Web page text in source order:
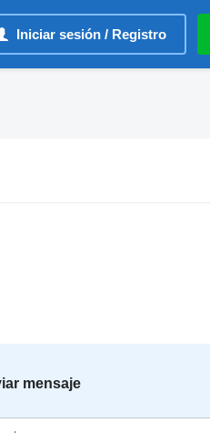
Iniciar sesión / Registro
mensaje